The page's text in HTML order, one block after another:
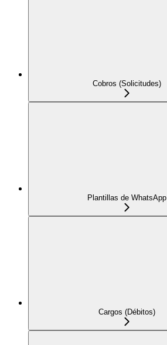
Cobros (Solicitudes)
Plantillas de WhatsApp
Cargos (Débitos)